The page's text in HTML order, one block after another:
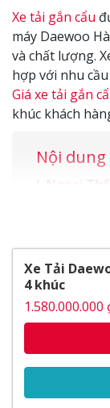
Xe tải gắn cẩu
máy Daewoo
và chất lượng.
hợp với nhu
Giá xe tải gắn
khúc khách
Nội
Ngoại
Cụm
Vô
Vận
Cầu xe
Bình
Thùng
Thông
Xe Tải
4 khúc
1.580.000.000